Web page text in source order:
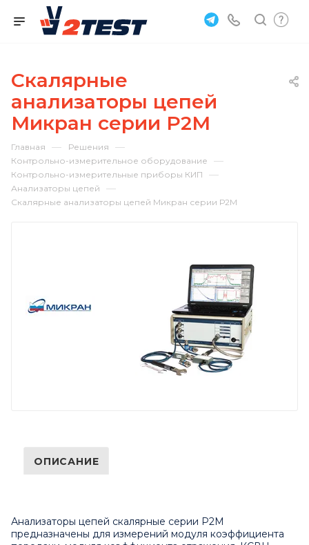
Скалярные
анализаторы цепей
Микран серии Р2М
Главная — Решения —
Контрольно-измерительное оборудование —
Контрольно-измерительные приборы КИП —
Анализаторы цепей —
Скалярные анализаторы цепей Микран серии Р2М
ОПИСАНИЕ
Анализаторы цепей скалярные серии Р2М
предназначены для измерений модуля коэффициента